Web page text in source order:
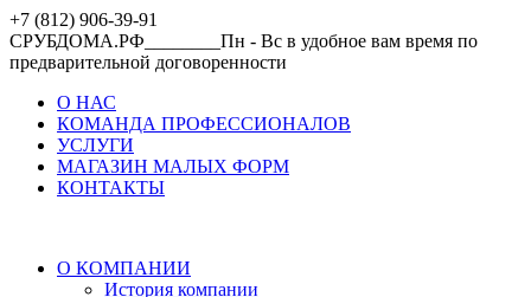
+7 (812) 906-39-91
СРУБДОМА.РФ________Пн - Вс в удобное вам время по
предварительной договоренности
О НАС
КОМАНДА ПРОФЕССИОНАЛОВ
УСЛУГИ
МАГАЗИН МАЛЫХ ФОРМ
КОНТАКТЫ
О КОМПАНИИ
История компании